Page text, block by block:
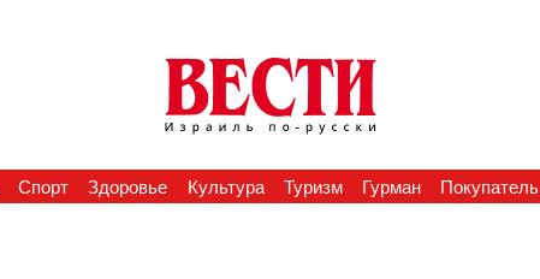
Спорт Здоровье Культура Туризм Гурман Покупатель